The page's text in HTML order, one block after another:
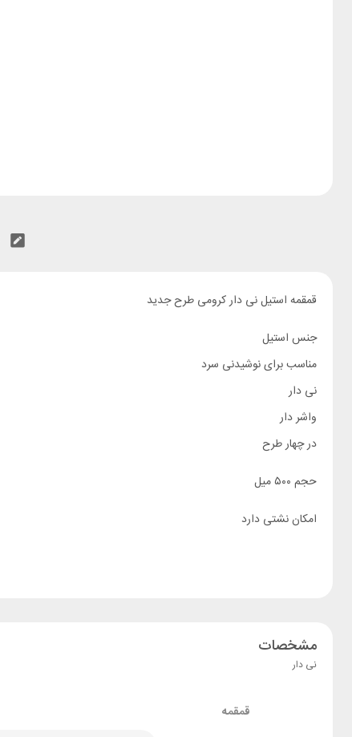
قمقمه استیل نی دار کرومی طرح جدید
جنس استیل
مناسب برای نوشیدنی سرد
نی دار
واشر دار
در چهار طرح
حجم ۵۰۰ میل
امکان نشتی دارد
مشخصات
نی دار
قمقمه